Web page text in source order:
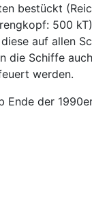
bestückt
500
auf allen
die Schiffe
werden.
Ende der